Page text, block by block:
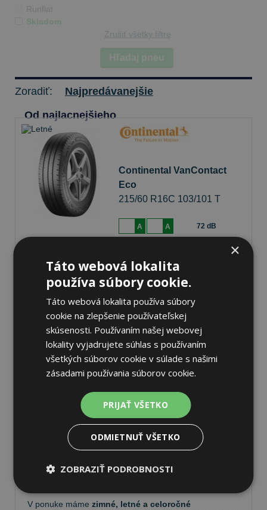
Runflat
Skladom
Zrušiť všetky filtre
Hľadaj pneu
Zoradiť:
Najpredávanejšie
Od najlacnejšieho
Continental VanContact
Eco
215/60 R16C 103/101 T
A A 72 dB
K odberu na 17 pobočkách
159,02 €
Pneumatiky
Vyberte si kvalitné pneumatikypre bezpečnú,
komfortnú a úspornú jazdu. Na
nájdete široký
výber pneumatík pre rôzne typy vozidiel a jazdných
podmienok.
Barum, Matador,Semperit, ako aj ďalších výrobcov:
V ponuke máme zimné, letné a celoročné
×
Táto webová lokalita
používa súbory cookie.
Táto webová lokalita používa súbory
cookie na zlepšenie používateľskej
skúsenosti. Používaním našej webovej
lokality vyjadrujete súhlas s používaním
všetkých súborov cookie v súlade s našimi
zásadami používania súborov cookie.
PRIJAŤ VŠETKO
ODMIETNUŤ VŠETKO
ZOBRAZIŤ PODROBNOSTI